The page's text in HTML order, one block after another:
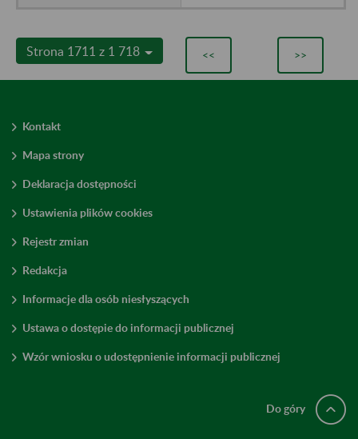
Strona 1711 z 1 718 << >>
Kontakt
Mapa strony
Deklaracja dostępności
Ustawienia plików cookies
Rejestr zmian
Redakcja
Informacje dla osób niesłyszących
Ustawa o dostępie do informacji publicznej
Wzór wniosku o udostępnienie informacji publicznej
Do góry